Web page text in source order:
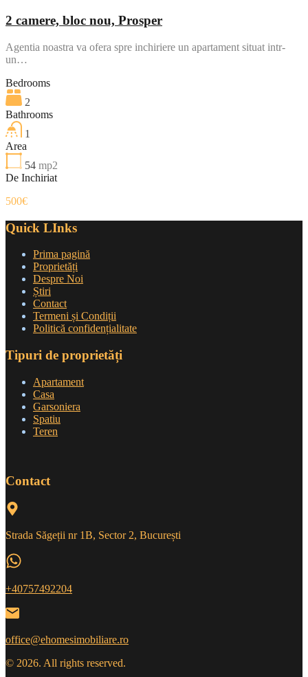
2 camere, bloc nou, Prosper
Agentia noastra va ofera spre inchiriere un apartament situat intr-
un…
Bedrooms
2
Bathrooms
1
Area
54 mp2
De Inchiriat
500€
Quick LInks
Prima pagină
Proprietăți
Despre Noi
Știri
Contact
Termeni și Condiții
Politică confidențialitate
Tipuri de proprietăți
Apartament
Casa
Garsoniera
Spatiu
Teren
Contact
Strada Săgeții nr 1B, Sector 2, București
+40757492204
office@ehomesimobiliare.ro
© 2026. All rights reserved.